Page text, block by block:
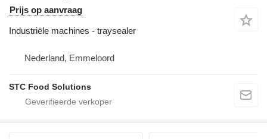
Prijs op aanvraag
Industriële machines - traysealer
Nederland, Emmeloord
STC Food Solutions